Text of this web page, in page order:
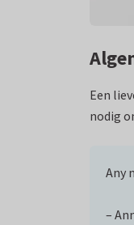
Een
nodig
Any
–